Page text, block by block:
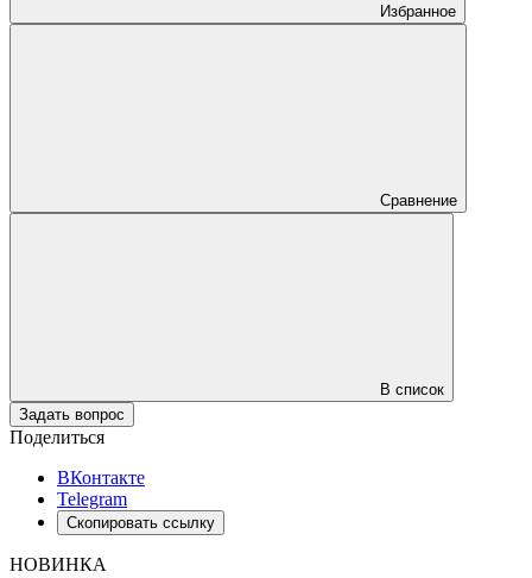
Избранное
Сравнение
В список
Задать вопрос
Поделиться
ВКонтакте
Telegram
Скопировать ссылку
НОВИНКА